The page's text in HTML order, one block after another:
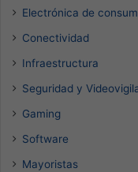
Electrónica de
Conectividad
Infraestructura
Seguridad y
Gaming
Software
Mayoristas